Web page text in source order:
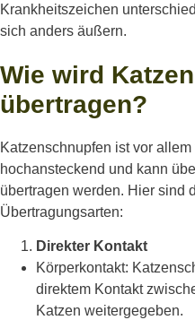
Krankheitszeichen
sich anders äußern.
Wie wird
übertragen?
Katzenschnupfen ist vor
hochansteckend und kann
übertragen werden. Hier sind
Übertragungsarten:
Direkter Kontakt
Körperkontakt:
direktem Kontakt
Katzen weitergegeben.